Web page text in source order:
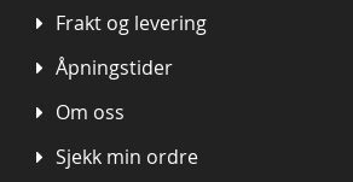
Frakt og levering
Åpningstider
Om oss
Sjekk min ordre